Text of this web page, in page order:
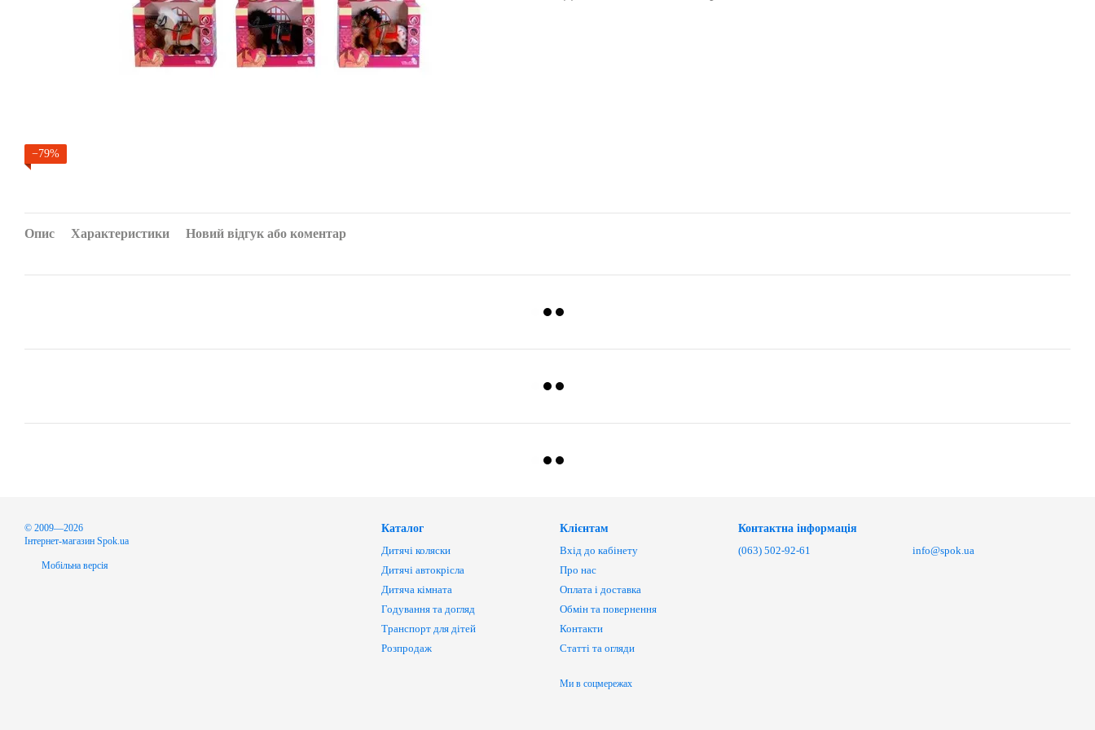
−79%
Опис Характеристики Новий відгук або коментар
© 2009—2026
Інтернет-магазин Spok.ua
Мобільна версія
Каталог
Дитячі коляски
Дитячі автокрісла
Дитяча кімната
Годування та догляд
Транспорт для дітей
Розпродаж
Клієнтам
Вхід до кабінету
Про нас
Оплата і доставка
Обмін та повернення
Контакти
Статті та огляди
Ми в соцмережах
Контактна інформація
(063) 502-92-61
info@spok.ua